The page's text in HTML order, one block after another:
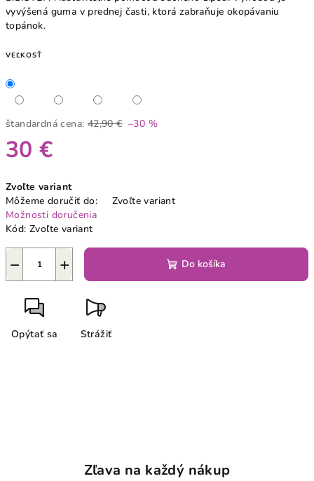
vyvýšená guma v prednej časti, ktorá zabraňuje okopávaniu
topánok.
VEĽKOSŤ
štandardná cena: 42,90 € –30 %
30 €
cena:
Zvoľte variant
Môžeme doručiť do:
Zvoľte variant
Možnosti doručenia
Kód: Zvoľte variant
+
− Do košíka
Opýtať sa Strážiť
Zľava na každý nákup